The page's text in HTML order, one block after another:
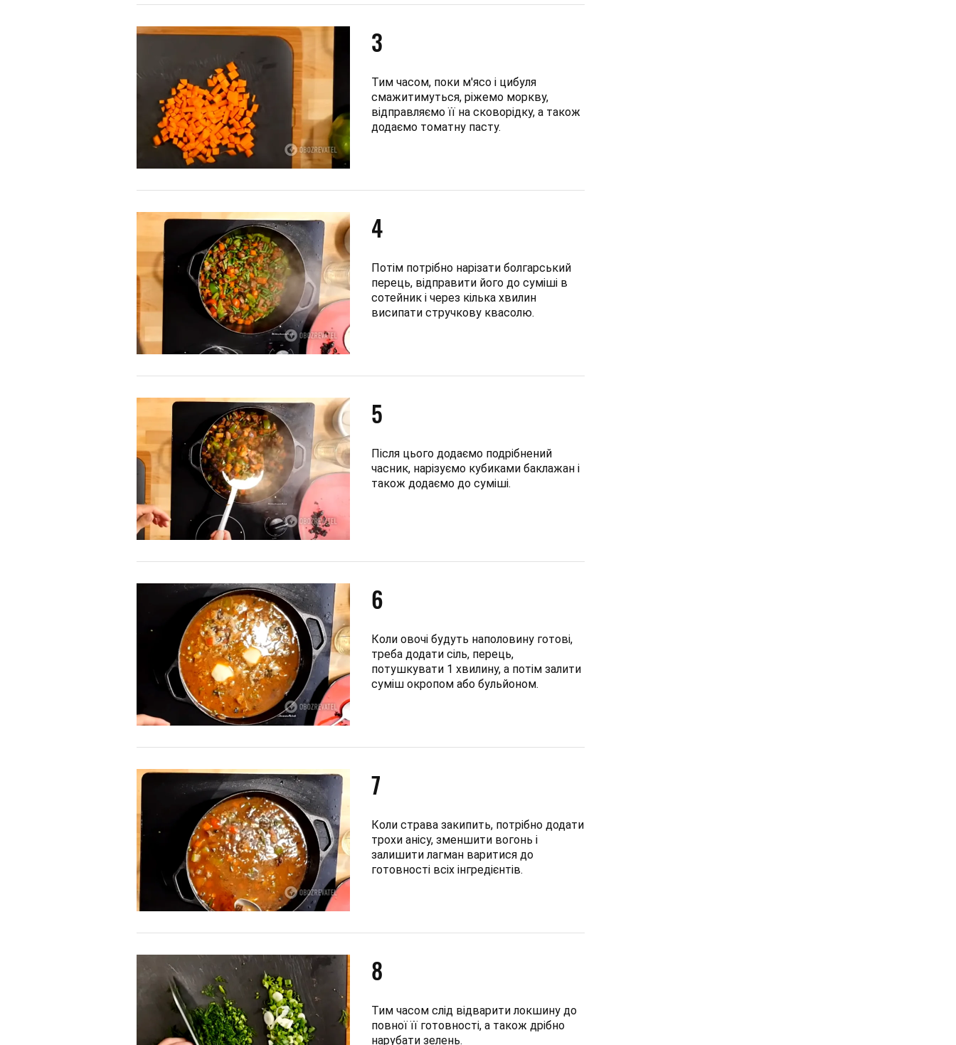
3
Тим часом, поки м'ясо і цибуля
смажитимуться, ріжемо моркву,
відправляємо її на сковорідку, а також
додаємо томатну пасту.
4
Потім потрібно нарізати болгарський
перець, відправити його до суміші в
сотейник і через кілька хвилин
висипати стручкову квасолю.
5
Після цього додаємо подрібнений
часник, нарізуємо кубиками баклажан і
також додаємо до суміші.
6
Коли овочі будуть наполовину готові,
треба додати сіль, перець,
потушкувати 1 хвилину, а потім залити
суміш окропом або бульйоном.
7
Коли страва закипить, потрібно додати
трохи анісу, зменшити вогонь і
залишити лагман варитися до
готовності всіх інгредієнтів.
8
Тим часом слід відварити локшину до
повної її готовності, а також дрібно
нарубати зелень.